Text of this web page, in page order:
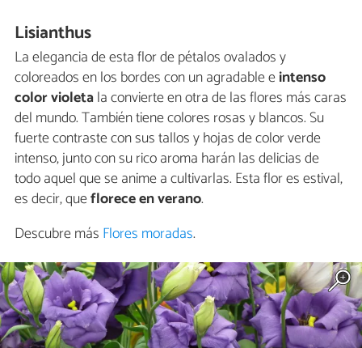
Lisianthus
La elegancia de esta flor de pétalos ovalados y
coloreados en los bordes con un agradable eintenso
color violetala convierte en otra de las flores más caras
del mundo. También tiene colores rosas y blancos. Su
fuerte contraste con sus tallos y hojas de color verde
intenso, junto con su rico aroma harán las delicias de
todo aquel que se anime a cultivarlas. Esta flor es estival,
es decir, queflorece en verano.
Descubre más Flores moradas.